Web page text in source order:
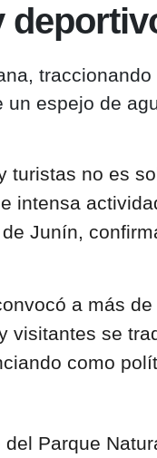
espejo de
no es
intensa
Junín,
a más
se
como
Parque